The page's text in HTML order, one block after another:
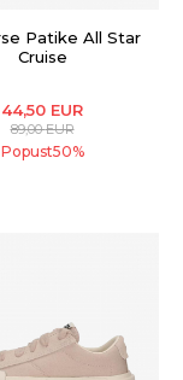
Patike All Star
Cruise
44,50 EUR
89,00EUR
Popust50%